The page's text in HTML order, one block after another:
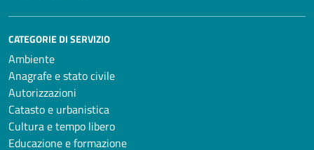
CATEGORIE DI SERVIZIO
Ambiente
Anagrafe e stato civile
Autorizzazioni
Catasto e urbanistica
Cultura e tempo libero
Educazione e formazione